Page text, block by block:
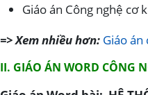
Giáo án Công nghệ cơ
=> Xem nhiều hơn: Giáo
II. GIÁO ÁN WORD CÔNG